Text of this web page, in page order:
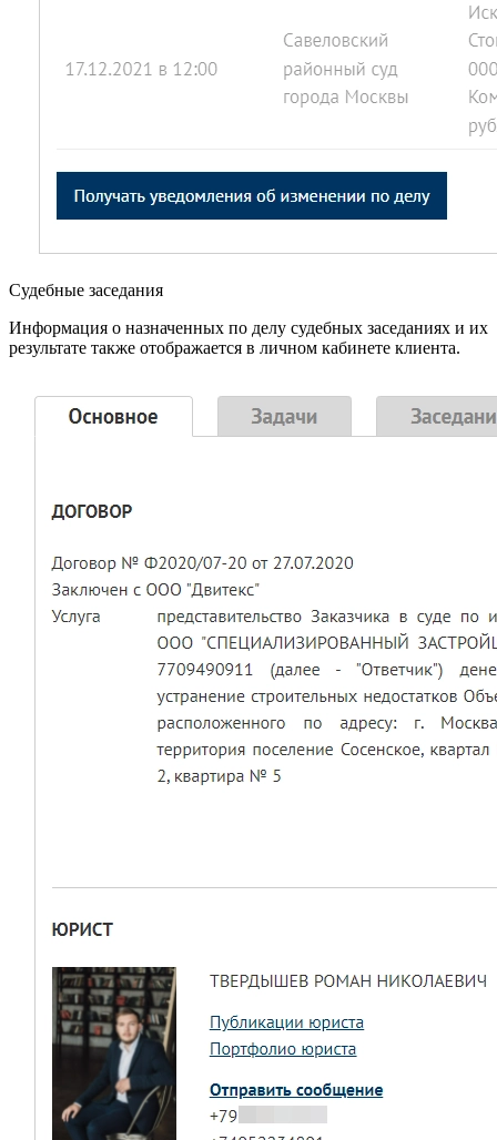
Судебные заседания
Информация о назначенных по делу судебных заседаниях и их
результате также отображается в личном кабинете клиента.